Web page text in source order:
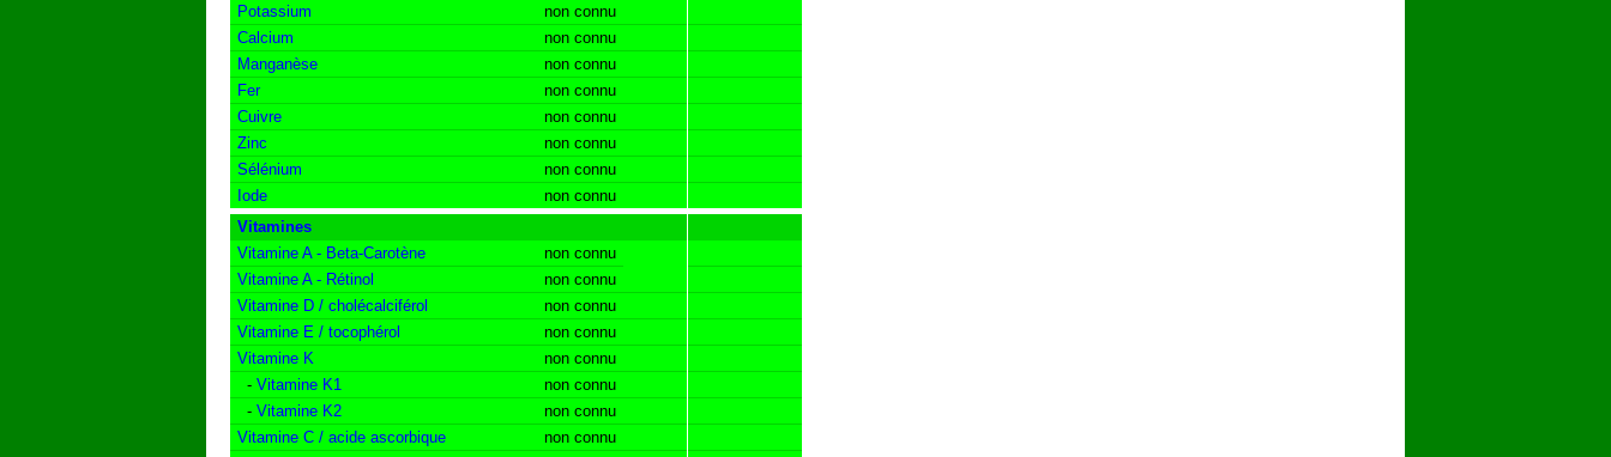
Potassium
non connu
Calcium
non connu
Manganèse
non connu
Fer
non connu
Cuivre
non connu
Zinc
non connu
Sélénium
non connu
Iode
non connu
Vitamines
Vitamine A - Beta-Carotène
non connu
Vitamine A - Rétinol
non connu
Vitamine D / cholécalciférol
non connu
Vitamine E / tocophérol
non connu
Vitamine K
non connu
- Vitamine K1
non connu
- Vitamine K2
non connu
Vitamine C / acide ascorbique
non connu